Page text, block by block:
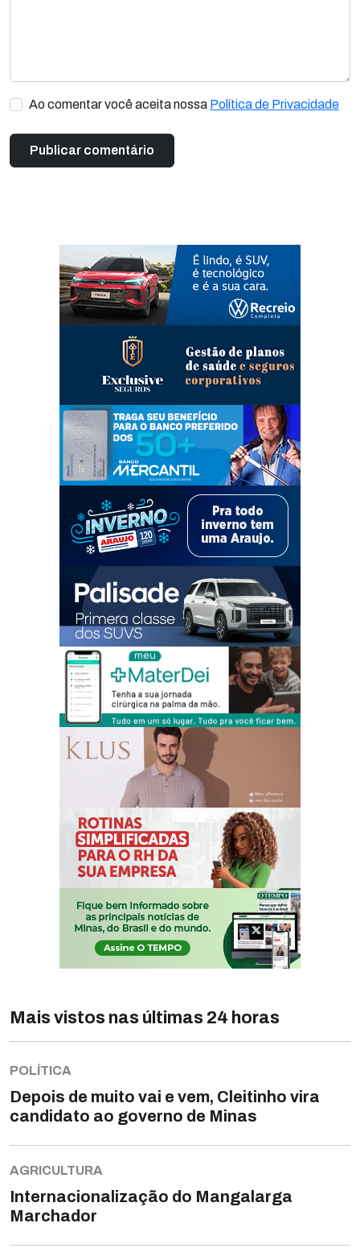
Ao comentar você aceita nossa Política de Privacidade
Mais vistos nas últimas 24 horas
POLÍTICA
Depois de muito vai e vem, Cleitinho vira
candidato ao governo de Minas
AGRICULTURA
Internacionalização do Mangalarga
Marchador